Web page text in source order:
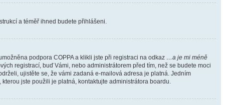
a téměř ihned budete přihlášeni.
podpora COPPA a klikli jste při registraci na odkaz …a je mi méně
registrací, buď Vámi, nebo administrátorem před tím, než se budete moci
ujistěte se, že vámi zadaná e-mailová adresa je platná. Jedním
jste použili je platná, kontaktujte administrátora boardu.